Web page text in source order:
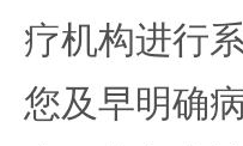
疗机构进行
您及早明确